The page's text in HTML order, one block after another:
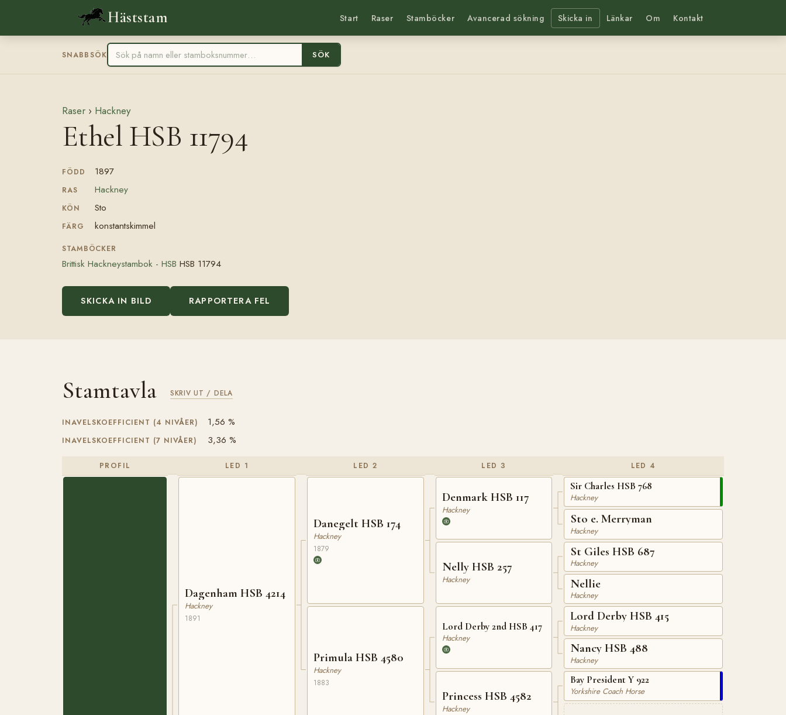
Häststam Start Raser Stamböcker Avancerad sökning Skicka in Länkar Om Kontakt
SNABBSÖK SÖK
Raser › Hackney
Ethel HSB 11794
FÖDD 1897
RAS Hackney
KÖN Sto
FÄRG konstantskimmel
STAMBÖCKER
Brittisk Hackneystambok - HSB HSB 11794
SKICKA IN BILD RAPPORTERA FEL
Stamtavla SKRIV UT / DELA
INAVELSKOEFFICIENT (4 NIVÅER) 1,56 %
INAVELSKOEFFICIENT (7 NIVÅER) 3,36 %
PROFIL LED 1
Dagenham HSB 4214
Hackney
1891
LED 2
Danegelt HSB 174
Hackney
1879
Primula HSB 4580
Hackney
1883
LED 3
Denmark HSB 117
Hackney
Nelly HSB 257
Hackney
Lord Derby 2nd HSB 417
Hackney
Princess HSB 4582
Hackney
LED 4
Sir Charles HSB 768
Hackney
Sto e. Merryman
Hackney
St Giles HSB 687
Hackney
Nellie
Hackney
Lord Derby HSB 415
Hackney
Nancy HSB 488
Hackney
Bay President Y 922
Yorkshire Coach Horse